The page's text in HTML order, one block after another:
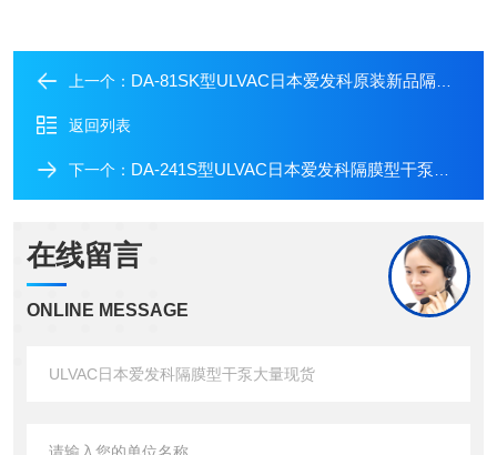
上一个： DA-81SK型ULVAC日本爱发科原装新品隔膜型干泵DA-81SK
返回列表
下一个： DA-241S型ULVAC日本爱发科隔膜型干泵大量现货DA-241S
在线留言
ONLINE MESSAGE